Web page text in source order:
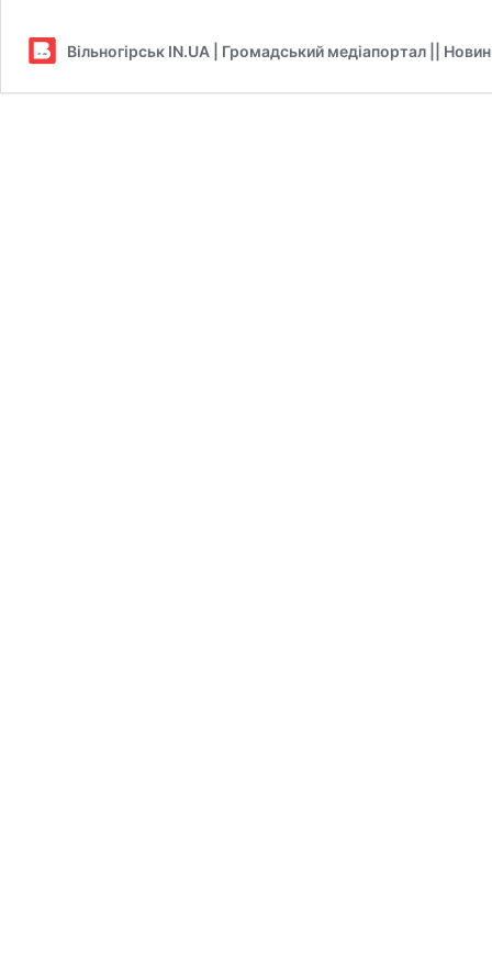
Вільногірськ IN.UA | Громадський медіапортал ||